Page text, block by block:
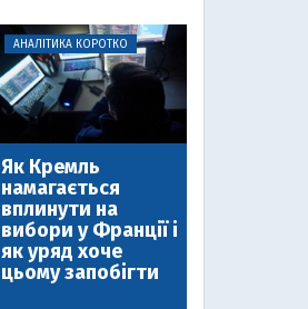
АНАЛІТИКА КОРОТКО
Як Кремль
намагається
вплинути на
вибори у Франції і
як уряд хоче
цьому запобігти